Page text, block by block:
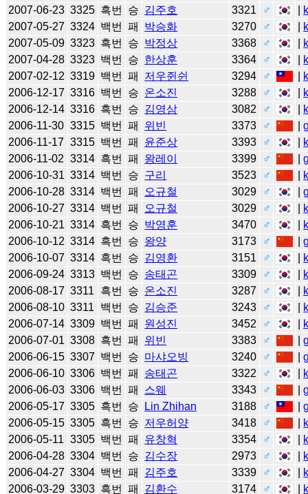
2007-06-23 3325 흑번 승 김주호 3321 ♂
2007-05-27 3324 백번 패 박승화 3270 ♂
2007-05-09 3323 흑번 승 박정상 3368 ♂
2007-04-28 3323 백번 승 한상훈 3364 ♂
2007-02-12 3319 백번 패 저우쥔쉰 3294 ♂
2006-12-17 3316 백번 승 온소진 3288 ♂
2006-12-14 3316 흑번 승 김영삼 3082 ♂
2006-11-30 3315 백번 패 위빈 3373 ♂ |
2006-11-17 3315 백번 패 윤준상 3393 ♂
2006-11-02 3314 흑번 패 왕레이 3399 ♂ |
2006-10-31 3314 백번 승 구리 3523 ♂
2006-10-28 3314 백번 패 오규철 3029 ♂ |
2006-10-27 3314 백번 패 오규철 3029 ♂
2006-10-21 3314 흑번 승 박영훈 3470 ♂
2006-10-12 3314 흑번 승 왕양 3173 ♂ |
2006-10-07 3314 흑번 승 김영환 3151 ♂
2006-09-24 3313 백번 승 송태곤 3309 ♂
2006-08-17 3311 흑번 승 온소진 3287 ♂
2006-08-10 3311 백번 승 김승준 3243 ♂
2006-07-14 3309 백번 패 원성진 3452 ♂
2006-07-01 3308 흑번 패 위빈 3383 ♂ |
2006-06-15 3307 백번 승 마샤오빙 3240 ♂ |
2006-06-10 3306 백번 패 송태곤 3322 ♂
2006-06-03 3306 백번 패 스웨 3343 ♂ |
2006-05-17 3305 흑번 승 Lin Zhihan 3188 ♂ |
2006-05-15 3305 흑번 승 저우허양 3418 ♂
2006-05-11 3305 백번 패 유창혁 3354 ♂
2006-04-28 3304 백번 승 김수장 2973 ♂
2006-04-27 3304 백번 패 김주호 3339 ♂
2006-03-29 3303 흑번 패 김환수 3174 ♂